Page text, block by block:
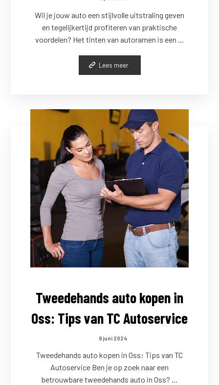
Wil je jouw auto een stijlvolle uitstraling geven
en tegelijkertijd profiteren van praktische
voordelen? Het tinten van autoramen is een ...
Lees meer
Tweedehands auto kopen in
Oss: Tips van TC Autoservice
9 juni 2024
Tweedehands auto kopen in Oss: Tips van TC
Autoservice Ben je op zoek naar een
betrouwbare tweedehands auto in Oss? ...